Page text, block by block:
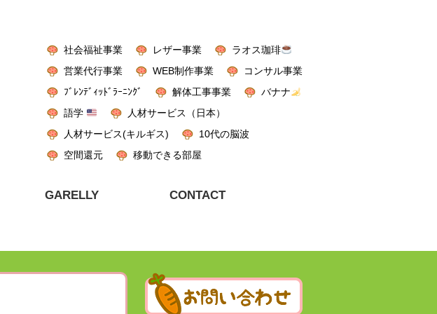
社会福祉事業 レザー事業
ラオス珈琲
営業代行事業
WEB制作事業
コンサル事業
ﾌﾞﾚﾝﾃﾞｨｯﾄﾞﾗｰﾆﾝｸﾞ
解体工事事業
バナナ
語学
人材サービス（日本）
人材サービス(キルギス)
10代の脳波
空間還元
移動できる部屋
GARELLY CONTACT